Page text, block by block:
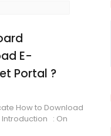
E-
Portal ?
How to Download
Introduction : On